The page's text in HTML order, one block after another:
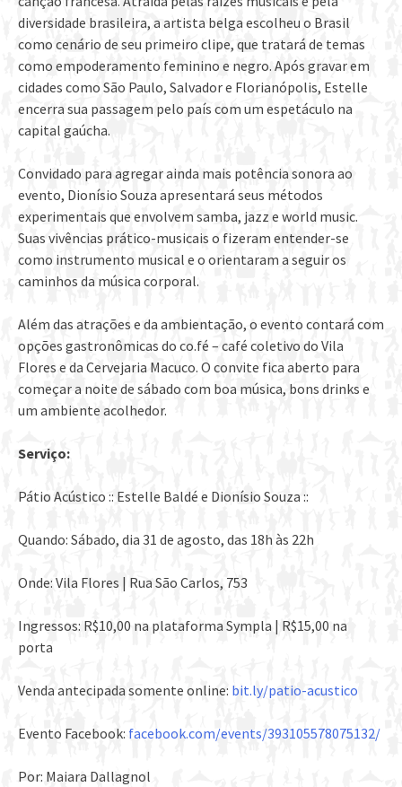
diversidade brasileira, a artista belga escolheu o Brasil
como cenário de seu primeiro clipe, que tratará de temas
como empoderamento feminino e negro. Após gravar em
cidades como São Paulo, Salvador e Florianópolis, Estelle
encerra sua passagem pelo país com um espetáculo na
capital gaúcha.
Convidado para agregar ainda mais potência sonora ao
evento, Dionísio Souza apresentará seus métodos
experimentais que envolvem samba, jazz e world music.
Suas vivências prático-musicais o fizeram entender-se
como instrumento musical e o orientaram a seguir os
caminhos da música corporal.
Além das atrações e da ambientação, o evento contará com
opções gastronômicas do co.fé – café coletivo do Vila
Flores e da Cervejaria Macuco. O convite fica aberto para
começar a noite de sábado com boa música, bons drinks e
um ambiente acolhedor.
Serviço:
Pátio Acústico :: Estelle Baldé e Dionísio Souza ::
Quando: Sábado, dia 31 de agosto, das 18h às 22h
Onde: Vila Flores | Rua São Carlos, 753
Ingressos: R$10,00 na plataforma Sympla | R$15,00 na
porta
Venda antecipada somente online: bit.ly/patio-acustico
Evento Facebook: facebook.com/events/393105578075132/
Por: Maiara Dallagnol